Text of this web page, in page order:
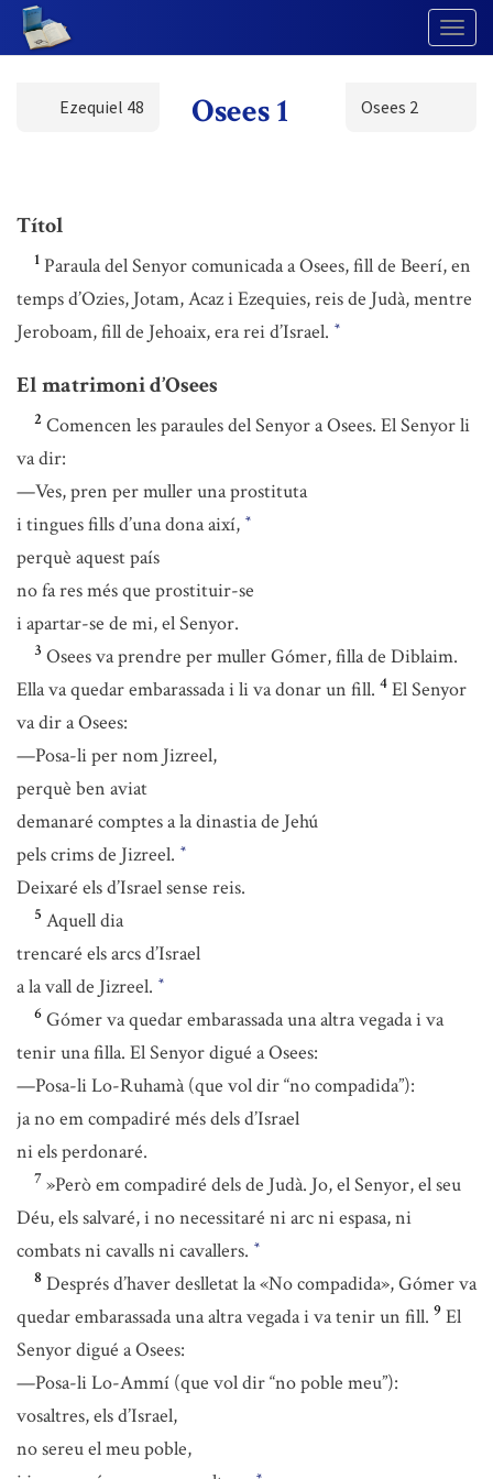
Ezequiel 48 Osees 1 Osees 2
Títol
1 Paraula del Senyor comunicada a Osees, fill de Beerí, en
temps d’Ozies, Jotam, Acaz i Ezequies, reis de Judà, mentre
Jeroboam, fill de Jehoaix, era rei d’Israel. *
El matrimoni d’Osees
2 Comencen les paraules del Senyor a Osees. El Senyor li
va dir:
—Ves, pren per muller una prostituta
i tingues fills d’una dona així, *
perquè aquest país
no fa res més que prostituir-se
i apartar-se de mi, el Senyor.
3 Osees va prendre per muller Gómer, filla de Diblaim.
Ella va quedar embarassada i li va donar un fill. 4 El Senyor
va dir a Osees:
—Posa-li per nom Jizreel,
perquè ben aviat
demanaré comptes a la dinastia de Jehú
pels crims de Jizreel. *
Deixaré els d’Israel sense reis.
5 Aquell dia
trencaré els arcs d’Israel
a la vall de Jizreel. *
6 Gómer va quedar embarassada una altra vegada i va
tenir una filla. El Senyor digué a Osees:
—Posa-li Lo-Ruhamà (que vol dir “no compadida”):
ja no em compadiré més dels d’Israel
ni els perdonaré.
7 »Però em compadiré dels de Judà. Jo, el Senyor, el seu
Déu, els salvaré, i no necessitaré ni arc ni espasa, ni
combats ni cavalls ni cavallers. *
8 Després d’haver deslletat la «No compadida», Gómer va
quedar embarassada una altra vegada i va tenir un fill. 9 El
Senyor digué a Osees:
—Posa-li Lo-Ammí (que vol dir “no poble meu”):
vosaltres, els d’Israel,
no sereu el meu poble,